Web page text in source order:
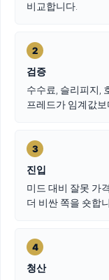
비교합니다.
2
검증
수수료, 슬리피지,
프레드가 임계값
3
진입
미드 대비 잘못 가
더 비싼 쪽을 숏합
4
청산